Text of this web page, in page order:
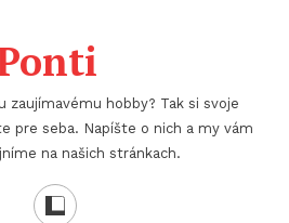
zaujímavému hobby? Tak si svoje
pre seba. Napíšte o nich a my vám
na našich stránkach.